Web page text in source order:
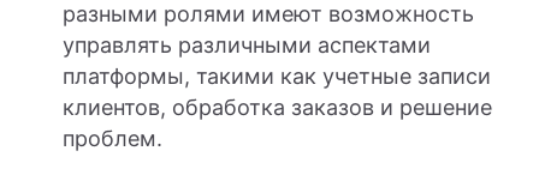
разными ролями имеют возможность
управлять различными аспектами
платформы, такими как учетные записи
клиентов, обработка заказов и решение
проблем.